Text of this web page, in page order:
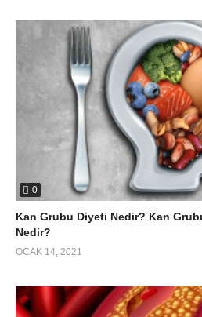
0
Kan Grubu Diyeti Nedir? Kan
Nedir?
OCAK 14, 2021